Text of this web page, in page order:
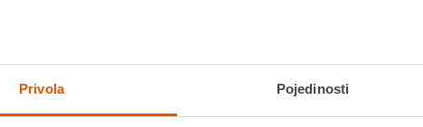
Privola Pojedinosti
14 mjeseci do maksimalno 4 godine) s pojasom u 5 točaka
godine do cca. 12 godina) s pojasom vozila u 3 točke
glavu i sustava pojaseva
naslona za glavu